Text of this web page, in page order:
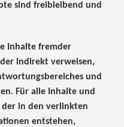
sind freibleibend und
Inhalte fremder
indirekt verweisen,
und
Für alle Inhalte und
der in den verlinkten
entstehen,